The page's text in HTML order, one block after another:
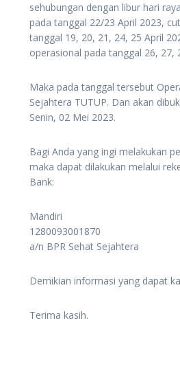
sehubungan dengan libur hari
pada tanggal 22/23 April 2023,
tanggal 19, 20, 21, 24, 25 April
operasional pada tanggal 26, 27,
Maka pada tanggal tersebut
Sejahtera TUTUP. Dan akan
Senin, 02 Mei 2023.
Bagi Anda yang ingi melakukan
maka dapat dilakukan melalui
Bank:
Mandiri
1280093001870
a/n BPR Sehat Sejahtera
Demikian informasi yang dapat
Terima kasih.